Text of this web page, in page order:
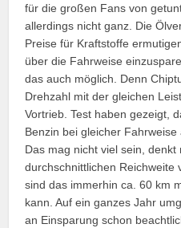
für die großen Fans von
allerdings nicht ganz. Die
Preise für Kraftstoffe
über die Fahrweise
das auch möglich. Denn
Drehzahl mit der gleichen
Vortrieb. Test haben gezeigt,
Benzin bei gleicher
Das mag nicht viel sein, denkt
durchschnittlichen Reichweite
sind das immerhin ca. 60 km
kann. Auf ein ganzes Jahr
an Einsparung schon